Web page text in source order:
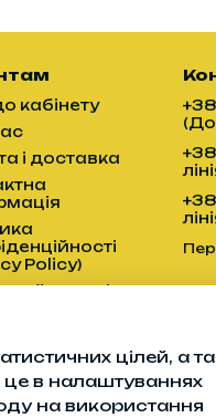
кабінету
і доставка
Policy)
договір
цілей, а
це в налаштуваннях
на використання